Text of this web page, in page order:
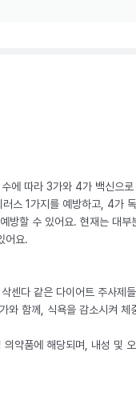
에 따라 3가와 4가 백신으로
스 1가지를 예방하고, 4가
방할 수 있어요. 현재는 대부
어요.
센다 같은 다이어트 주사제
와 함께, 식욕을 감소시켜 체
약품에 해당되며, 내성 및